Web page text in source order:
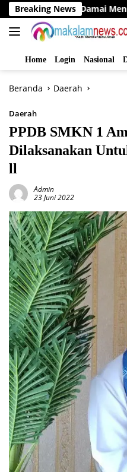
Langsung
ke
konten
Breaking News
Damai Menuju Pilrio
Home Login Nasional
Beranda Daerah
Daerah
PPDB SMKN 1
Dilaksanakan
ll
Admin
23 Juni 2022